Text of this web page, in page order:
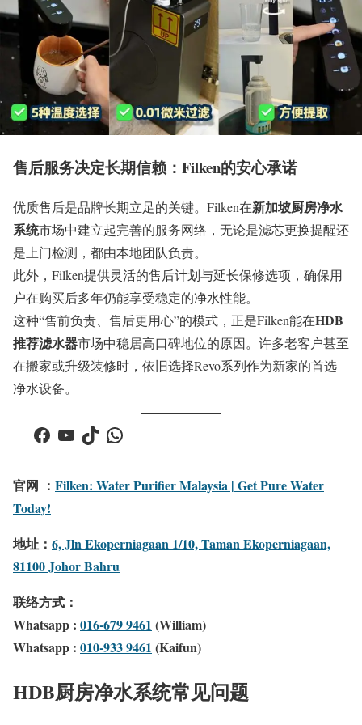
售后服务决定长期信赖：Filken的安心承诺
优质售后是品牌长期立足的关键。Filken在新加坡厨房净水
系统市场中建立起完善的服务网络，无论是滤芯更换提醒还
是上门检测，都由本地团队负责。
此外，Filken提供灵活的售后计划与延长保修选项，确保用
户在购买后多年仍能享受稳定的净水性能。
这种“售前负责、售后更用心”的模式，正是Filken能在HDB
推荐滤水器市场中稳居高口碑地位的原因。许多老客户甚至
在搬家或升级装修时，依旧选择Revo系列作为新家的首选
净水设备。
Facebook YouTube TikTok WhatsApp
官网 ： Filken: Water Purifier Malaysia | Get Pure Water
Today!
地址： 6, Jln Ekoperniagaan 1/10, Taman Ekoperniagaan,
81100 Johor Bahru
联络方式：
Whatsapp : 016-679 9461 (William)
Whatsapp : 010-933 9461 (Kaifun)
HDB厨房净水系统常见问题